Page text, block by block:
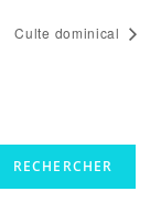
Culte dominical
RECHERCHER